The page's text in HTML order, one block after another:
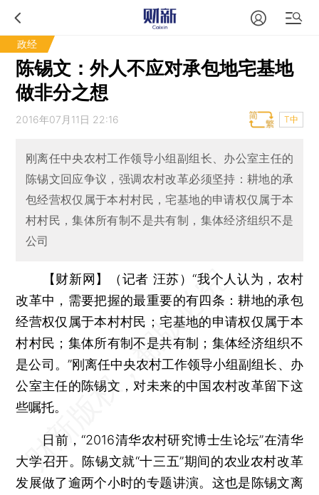
政经
陈锡文：外人不应对承包地宅基地
做非分之想
2016年07月11日 22:16 T中
刚离任中央农村工作领导小组副组长、办公室主任的
陈锡文回应争议，强调农村改革必须坚持：耕地的承
包经营权仅属于本村村民，宅基地的申请权仅属于本
村村民，集体所有制不是共有制，集体经济组织不是
公司
【财新网】（记者 汪苏）“我个人认为，农村
改革中，需要把握的最重要的有四条：耕地的承包
经营权仅属于本村村民；宅基地的申请权仅属于本
村村民；集体所有制不是共有制；集体经济组织不
是公司。”刚离任中央农村工作领导小组副组长、办
公室主任的陈锡文，对未来的中国农村改革留下这
些嘱托。
日前，“2016清华农村研究博士生论坛”在清华
大学召开。陈锡文就“十三五”期间的农业农村改革
发展做了逾两个小时的专题讲演。这也是陈锡文离